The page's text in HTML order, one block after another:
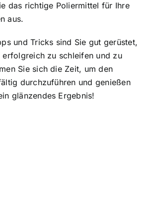
das richtige Poliermittel für Ihre
aus.
und Tricks sind Sie gut gerüstet,
erfolgreich zu schleifen und zu
Sie sich die Zeit, um den
durchzuführen und genießen
glänzendes Ergebnis!